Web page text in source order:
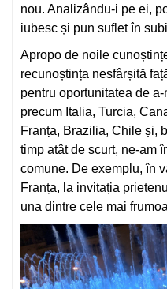
nou. Analizându-i pe ei,
iubesc și pun suflet în
Apropo de noile
recunoștința nesfârșită
pentru oportunitatea de
precum Italia, Turcia,
Franța, Brazilia, Chile și,
timp atât de scurt, ne-am
comune. De exemplu, în
Franța, la invitația
una dintre cele mai